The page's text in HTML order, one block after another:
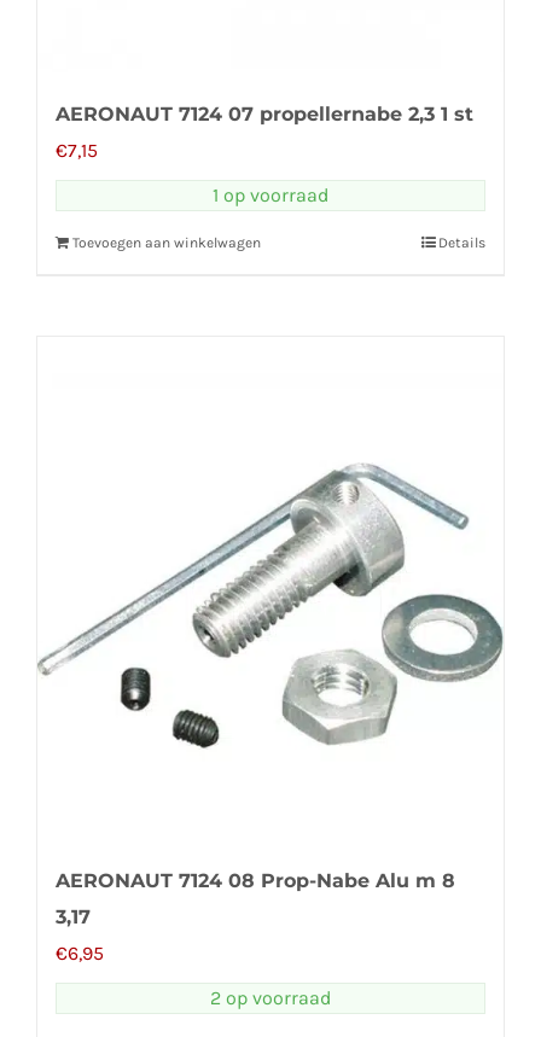
AERONAUT 7124 07 propellernabe 2,3 1 st
€7,15
1 op voorraad
Toevoegen aan winkelwagen Details
AERONAUT 7124 08 Prop-Nabe Alu m 8
3,17
€6,95
2 op voorraad